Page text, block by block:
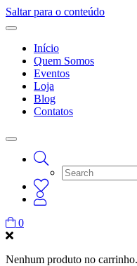
Saltar para o conteúdo
Início
Quem Somos
Eventos
Loja
Blog
Contatos
0
Nenhum produto no carrinho.